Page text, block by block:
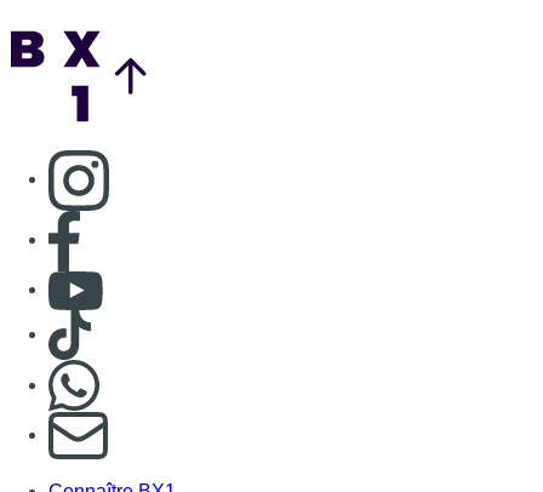
S'abonner à notre newsletter
Connaître BX1
Publicité
Offres d'emploi
Contact
Mentions légales
Politique de cookies (UE)
Gérer les cookies